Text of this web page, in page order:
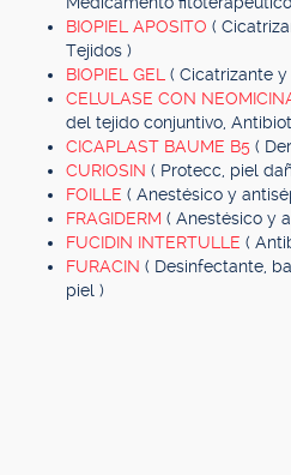
BIOPIEL APOSITO (
Tejidos )
BIOPIEL GEL ( Cicatrizante
CELULASE CON
del tejido conjuntivo,
CICAPLAST BAUME B5 (
CURIOSIN ( Protecc, piel
FOILLE ( Anestésico y
FRAGIDERM ( Anestésico y
FUCIDIN INTERTULLE (
FURACIN ( Desinfectante,
piel )